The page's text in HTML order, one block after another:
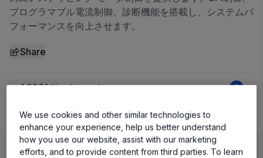
プログラマブル電流制御、診断機能を搭載し、システムパ
フォーマンスを向上させます。
Share
A3981データシート
Learn Evaluate and DesignDocumentation and Resources
We use cookies and other similar technologies to
enhance your experience, help us better understand
how you use our website, assist with our marketing
efforts, and to provide content from third parties. To learn